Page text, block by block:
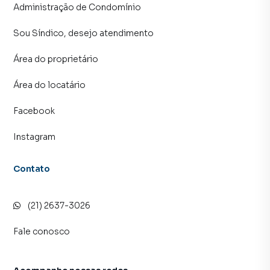
imóvel mais rápido. Contamos também com um time de
atendimento preparada para atender proprietários e
Administração de Condomínio
Sou Síndico, desejo atendimento
Área do proprietário
Área do locatário
Facebook
Instagram
Contato
(21) 2637-3026
Fale conosco